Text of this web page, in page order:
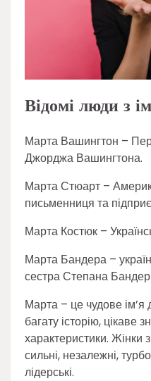
Відомі люди з
Марта Вашингтон –
Джорджа Вашингтона.
Марта Стюарт –
письменниця та
Марта Костюк –
Марта Бандера –
сестра Степана
Марта – це чудове ім’я
багату історію, цікаве
характеристики. Жінки
сильні, незалежні,
лідерські.